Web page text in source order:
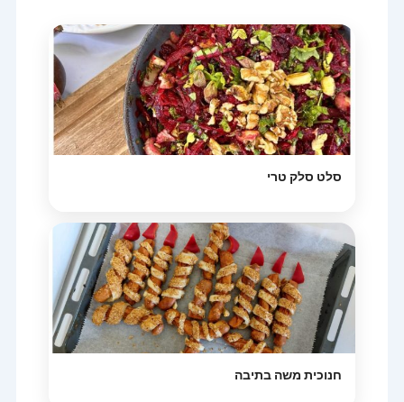
סלט סלק טרי
חנוכית משה בתיבה